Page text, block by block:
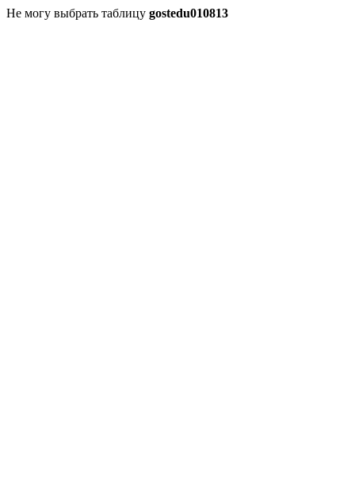
Не могу выбрать таблицу gostedu010813